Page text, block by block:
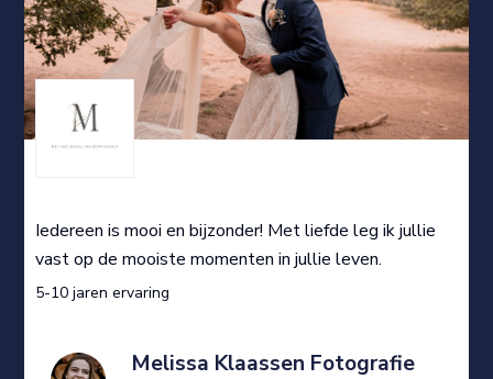
Iedereen is mooi en bijzonder! Met liefde leg ik jullie
vast op de mooiste momenten in jullie leven.
5-10 jaren ervaring
Melissa Klaassen Fotografie